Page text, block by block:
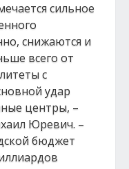
сильное
снижаются и
всего от
с
удар
центры, –
Юревич. –
бюджет